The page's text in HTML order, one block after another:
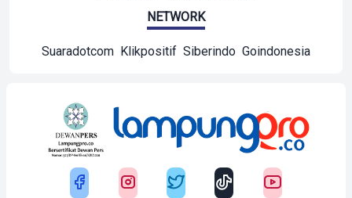
NETWORK
Suaradotcom Klikpositif Siberindo Goindonesia